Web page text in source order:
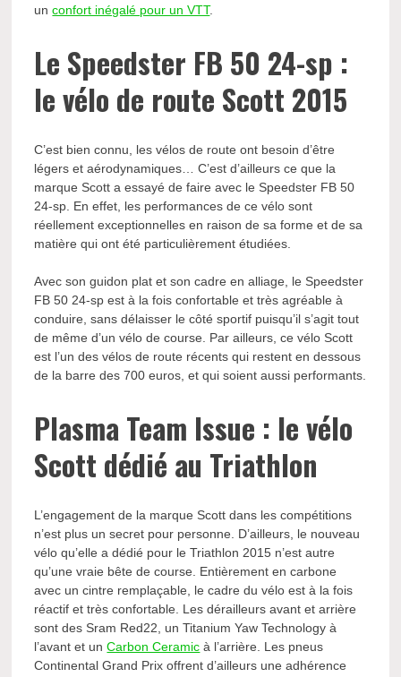
unconfort inégalé pour un VTT.
Le Speedster FB 50 24-sp :
le vélo de route Scott 2015
C’est bien connu, les vélos de route ont besoin d’être
légers et aérodynamiques… C’est d’ailleurs ce que la
marque Scott a essayé de faire avec le Speedster FB 50
24-sp. En effet, les performances de ce vélo sont
réellement exceptionnelles en raison de sa forme et de sa
matière qui ont été particulièrement étudiées.
Avec son guidon plat et son cadre en alliage, le Speedster
FB 50 24-sp est à la fois confortable et très agréable à
conduire, sans délaisser le côté sportif puisqu’il s’agit tout
de même d’un vélo de course. Par ailleurs, ce vélo Scott
est l’un des vélos de route récents qui restent en dessous
de la barre des 700 euros, et qui soient aussi performants.
Plasma Team Issue : le vélo
Scott dédié au Triathlon
L’engagement de la marque Scott dans les compétitions
n’est plus un secret pour personne. D’ailleurs, le nouveau
vélo qu’elle a dédié pour le Triathlon 2015 n’est autre
qu’une vraie bête de course. Entièrement en carbone
avec un cintre remplaçable, le cadre du vélo est à la fois
réactif et très confortable. Les dérailleurs avant et arrière
sont des Sram Red22, un Titanium Yaw Technology à
l’avant et unCarbon Ceramic à l’arrière. Les pneus
Continental Grand Prix offrent d’ailleurs une adhérence